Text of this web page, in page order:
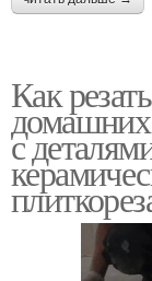
Как
домашних
с